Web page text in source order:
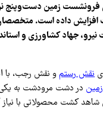
فرونشست زمین دست‌وپنج
افزایش داده است.
نیرو، جهاد کشاورزی و
نقش رستمو نقش رجب، با
در دشت مرودشت به
کشت محصولاتی با نیاز